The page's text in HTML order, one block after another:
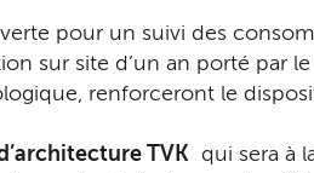
pour un suivi des
sur site d’un an porté par
renforceront le
TVK qui sera à